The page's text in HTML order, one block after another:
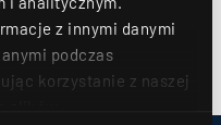
z innymi danymi
podczas
korzystanie z naszej